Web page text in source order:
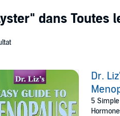
dans Toutes
Dr.
5